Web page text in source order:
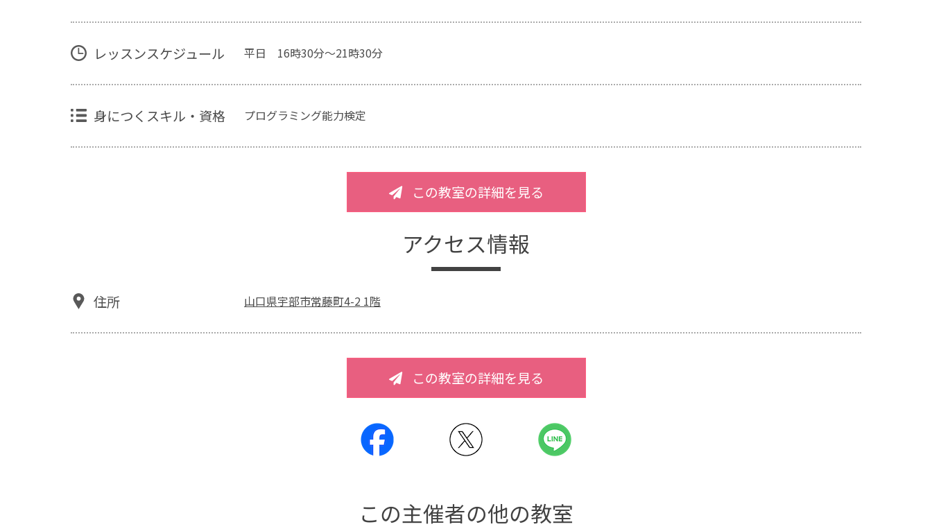
レッスンスケジュール 平日 16時30分～21時30分
身につくスキル・資格 プログラミング能力検定
この教室の詳細を見る
アクセス情報
住所 山口県宇部市常藤町4-2 1階
この教室の詳細を見る
この主催者の他の教室